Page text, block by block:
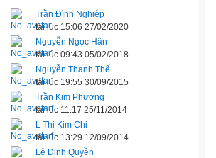
Trần Đình Nghiệp
tải lúc 15:06 27/02/2020
Nguyễn Ngọc Hân
tải lúc 09:43 05/02/2018
Nguyễn Thanh Thế
tải lúc 19:55 30/09/2015
Trần Kim Phượng
tải lúc 11:17 25/11/2014
L Thi Kim Chi
tải lúc 13:29 12/09/2014
Lê Định Quyền